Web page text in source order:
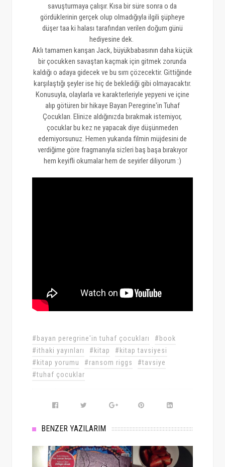
savuşturmaya çalışır. Kısa bir süre sonra o da
gördüklerinin gerçek olup olmadığıyla ilgili şüpheye
düşer taa ki halası tarafından verilen doğum günü
hediyesine dek.
Aklı tamamen karışan Jack, büyükbabasının daha küçük
bir çocukken savaştan kaçmak için gitmek zorunda
kaldığı o adaya gidecek ve bu sırrı çözecektir. Gittiğinde
karşılaştığı şeyler ise hiç de beklediği gibi olmayacaktır.
Konusuyla, olaylarla ve karakterleriyle yepyeni ve içine
alıp götüren bir hikaye Bayan Peregrine'in Tuhaf
Çocukları. Elinize aldığınızda bırakmak istemiyor,
çocuklar bu kez ne yapacak diye düşünmeden
edemiyorsunuz. Hemen yukarıda filmin müjdesini de
verdiğime göre fragmanıyla sizleri baş başa bırakıyor
hem keyifli okumalar hem de seyirler diliyorum :)
#bayan peregrine'in tuhaf çocukları
#book
#ithaki yayınları
#kitap
#kitap tavsiyesi
#kitap yorumu
#ransom riggs
#tavsiye
#tuhaf çocuklar
BENZER YAZILARIM